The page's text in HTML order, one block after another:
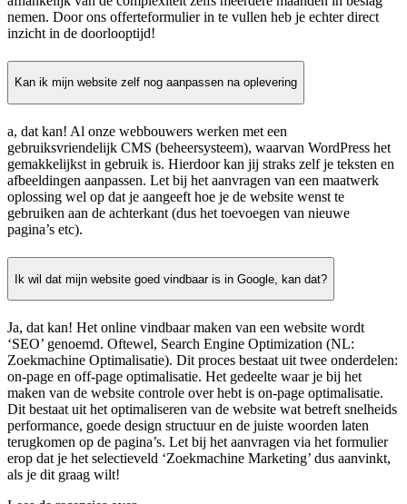
nemen. Door ons offerteformulier in te vullen heb je echter direct
inzicht in de doorlooptijd!
Kan ik mijn website zelf nog aanpassen na oplevering
a, dat kan! Al onze webbouwers werken met een
gebruiksvriendelijk CMS (beheersysteem), waarvan WordPress het
gemakkelijkst in gebruik is. Hierdoor kan jij straks zelf je teksten en
afbeeldingen aanpassen. Let bij het aanvragen van een maatwerk
oplossing wel op dat je aangeeft hoe je de website wenst te
gebruiken aan de achterkant (dus het toevoegen van nieuwe
pagina’s etc).
Ik wil dat mijn website goed vindbaar is in Google, kan dat?
Ja, dat kan! Het online vindbaar maken van een website wordt
‘SEO’ genoemd. Oftewel, Search Engine Optimization (NL:
Zoekmachine Optimalisatie). Dit proces bestaat uit twee onderdelen:
on-page en off-page optimalisatie. Het gedeelte waar je bij het
maken van de website controle over hebt is on-page optimalisatie.
Dit bestaat uit het optimaliseren van de website wat betreft snelheids
performance, goede design structuur en de juiste woorden laten
terugkomen op de pagina’s. Let bij het aanvragen via het formulier
erop dat je het selectieveld ‘Zoekmachine Marketing’ dus aanvinkt,
als je dit graag wilt!